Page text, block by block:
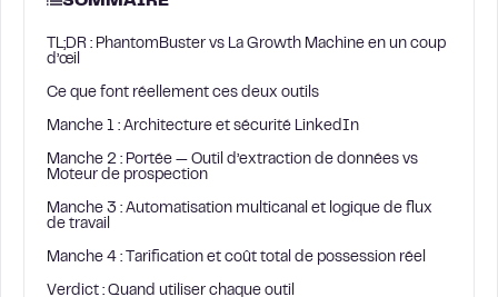
TL;DR : PhantomBuster vs La Growth Machine en un coup
d’œil
Ce que font réellement ces deux outils
Manche 1 : Architecture et sécurité LinkedIn
Manche 2 : Portée — Outil d’extraction de données vs
Moteur de prospection
Manche 3 : Automatisation multicanal et logique de flux
de travail
Manche 4 : Tarification et coût total de possession réel
Verdict : Quand utiliser chaque outil